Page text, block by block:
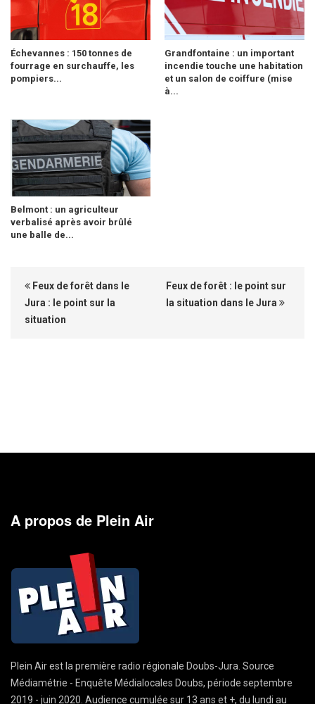
Échevannes : 150 tonnes de
fourrage en surchauffe, les
pompiers...
Grandfontaine : un important
incendie touche une habitation
et un salon de coiffure (mise
à...
Belmont : un agriculteur
verbalisé après avoir brûlé
une balle de...
Feux de forêt dans le
Jura : le point sur la
situation
Feux de forêt : le point sur
la situation dans le Jura
A propos de Plein Air
Plein Air est la première radio régionale Doubs-Jura. Source
Médiamétrie - Enquête Médialocales Doubs, période septembre
2019 - juin 2020. Audience cumulée sur 13 ans et +, du lundi au